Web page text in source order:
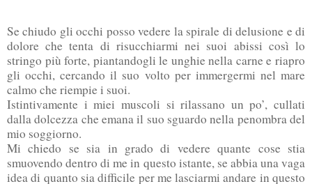
Se chiudo gli occhi posso vedere la spirale di delusione e di
dolore che tenta di risucchiarmi nei suoi abissi così lo
stringo più forte, piantandogli le unghie nella carne e riapro
gli occhi, cercando il suo volto per immergermi nel mare
calmo che riempie i suoi.
Istintivamente i miei muscoli si rilassano un po’, cullati
dalla dolcezza che emana il suo sguardo nella penombra del
mio soggiorno.
Mi chiedo se sia in grado di vedere quante cose stia
smuovendo dentro di me in questo istante, se abbia una vaga
idea di quanto sia difficile per me lasciarmi andare in questo